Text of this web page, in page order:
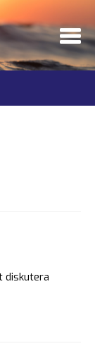
diskutera